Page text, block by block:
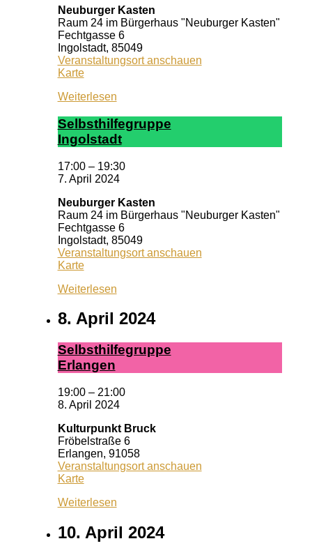
Neuburger Kasten
Raum 24 im Bürgerhaus "Neuburger Kasten"
Fechtgasse 6
Ingolstadt, 85049
Veranstaltungsort anschauen
KarteNeuburger
Weiterlesen
Selbst­hil­fe­grup­pe
In­gol­stadt
17:00 – 19:30
7. April 2024
Neuburger Kasten
Raum 24 im Bürgerhaus "Neuburger Kasten"
Fechtgasse 6
Ingolstadt, 85049
Veranstaltungsort anschauen
KarteNeuburger
Weiterlesen
8. April 2024
Selbst­hil­fe­grup­pe
Er­lan­gen
19:00 – 21:00
8. April 2024
Kulturpunkt Bruck
Fröbelstraße 6
Erlangen, 91058
Veranstaltungsort anschauen
KarteKulturpunkt
Weiterlesen
10. April 2024